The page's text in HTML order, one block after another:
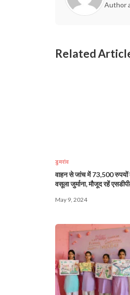
Author
Related
डुमरांव
वाहन से जांच में 73,500 रुपयों
वसूला जुर्माना, मौजूद रहें
May 9, 2024